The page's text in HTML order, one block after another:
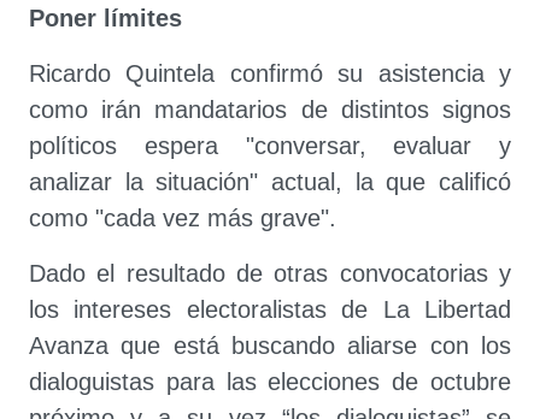
Poner límites
Ricardo Quintela confirmó su asistencia y
como irán mandatarios de distintos signos
políticos espera "conversar, evaluar y
analizar la situación" actual, la que calificó
como "cada vez más grave".
Dado el resultado de otras convocatorias y
los intereses electoralistas de La Libertad
Avanza que está buscando aliarse con los
dialoguistas para las elecciones de octubre